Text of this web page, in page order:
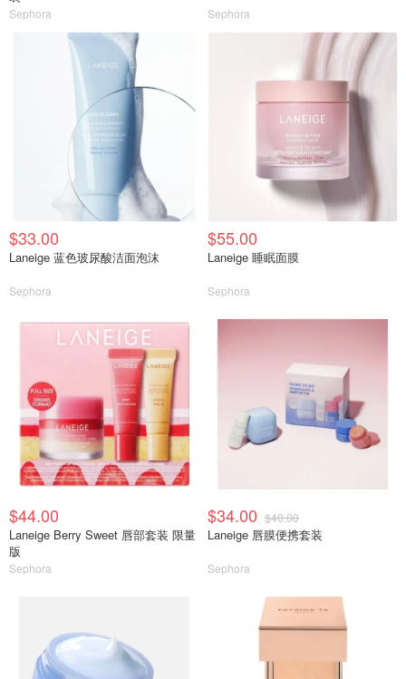
Sephora Sephora
$33.00
Laneige 蓝色玻尿酸洁面泡沫
Sephora
$55.00
Laneige 睡眠面膜
Sephora
$44.00
Laneige Berry Sweet 唇部套装 限量
版
Sephora
$34.00 $40.00
Laneige 唇膜便携套装
Sephora